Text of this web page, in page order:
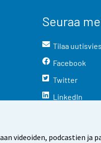
videoiden, podcastien ja
Seuraa
Tilaa
Facebook
Twitter
LinkedIn